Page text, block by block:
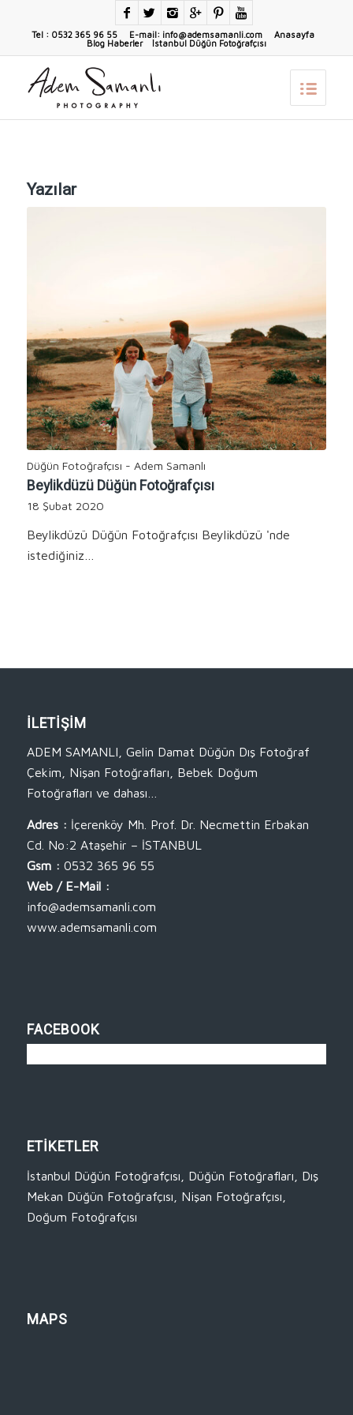
Tel : 0532 365 96 55 E-mail: info@ademsamanli.com Anasayfa
Blog Haberler
İstanbul Düğün Fotoğrafçısı
Yazılar
Düğün Fotoğrafçısı - Adem Samanlı
Beylikdüzü Düğün Fotoğrafçısı
18 Şubat 2020
Beylikdüzü Düğün Fotoğrafçısı Beylikdüzü 'nde
istediğiniz…
İLETİŞİM
ADEM SAMANLI, Gelin Damat Düğün Dış Fotoğraf
Çekim, Nişan Fotoğrafları, Bebek Doğum
Fotoğrafları ve dahası…
Adres : İçerenköy Mh. Prof. Dr. Necmettin Erbakan
Cd. No:2 Ataşehir – İSTANBUL
Gsm : 0532 365 96 55
Web / E-Mail :
info@ademsamanli.com
www.ademsamanli.com
FACEBOOK
ETİKETLER
İstanbul Düğün Fotoğrafçısı Düğün Fotoğrafları
Dış
Mekan Düğün Fotoğrafçısı
Nişan Fotoğrafçısı
Doğum Fotoğrafçısı
MAPS